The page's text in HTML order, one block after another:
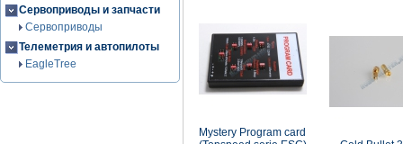
Сервоприводы и запчасти
Сервоприводы
Телеметрия и автопилоты
EagleTree
Mystery Program card